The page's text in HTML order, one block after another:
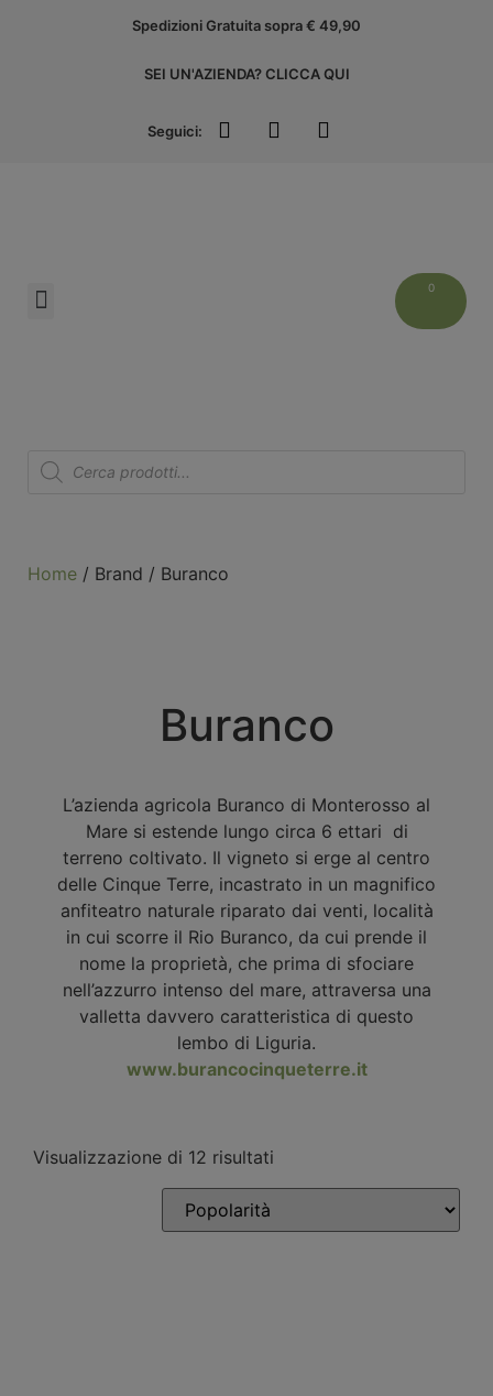
Spedizioni Gratuita sopra € 49,90
SEI UN'AZIENDA? CLICCA QUI
Seguici:
Home / Brand / Buranco
Buranco
L’azienda agricola Buranco di Monterosso al
Mare si estende lungo circa 6 ettari di
terreno coltivato. Il vigneto si erge al centro
delle Cinque Terre, incastrato in un magnifico
anfiteatro naturale riparato dai venti, località
in cui scorre il Rio Buranco, da cui prende il
nome la proprietà, che prima di sfociare
nell’azzurro intenso del mare, attraversa una
valletta davvero caratteristica di questo
lembo di Liguria.
www.burancocinqueterre.it
Visualizzazione di 12 risultati